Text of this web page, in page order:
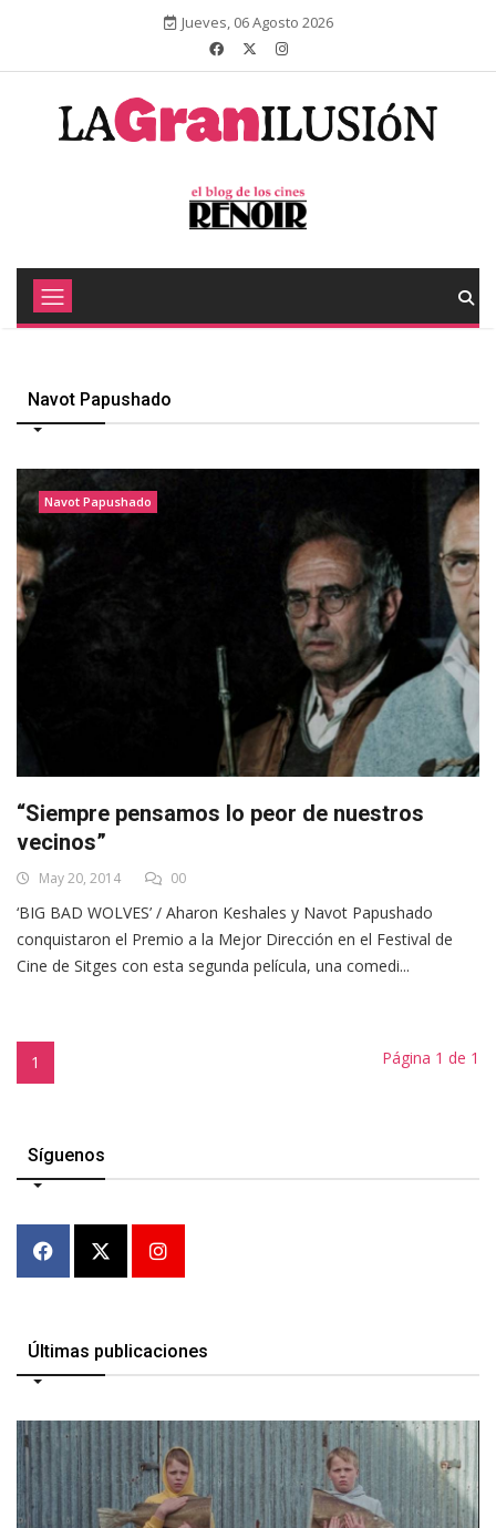
Jueves, 06 Agosto 2026
Navot Papushado
Navot Papushado
“Siempre pensamos lo peor de nuestros
vecinos”
May 20, 2014 00
‘BIG BAD WOLVES’ / Aharon Keshales y Navot Papushado
conquistaron el Premio a la Mejor Dirección en el Festival de
Cine de Sitges con esta segunda película, una comedi...
1 Página 1 de 1
Síguenos
Últimas publicaciones